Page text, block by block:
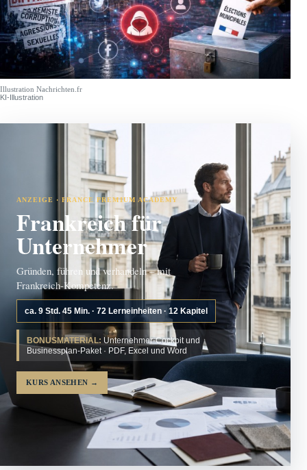
Illustration Nachrichten.fr
KI-Illustration
ANZEIGE · FRANCE PREMIUM ACADEMY
Frankreich für
Unternehmer
Gründen, führen und verhandeln – mit
Frankreich-Kompetenz.
ca. 9 Std. 45 Min. · 72 Lerneinheiten · 12 Kapitel
BONUSMATERIAL: Unternehmer-Cockpit und
Businessplan-Paket · PDF, Excel und Word
KURS ANSEHEN →